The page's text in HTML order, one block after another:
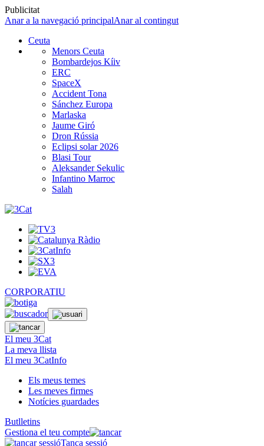
Publicitat
Anar a la navegació principalAnar al contingut
Ceuta
Menors Ceuta
Bombardejos Kíiv
ERC
SpaceX
Accident Tona
Sánchez Europa
Marlaska
Jaume Giró
Dron Rússia
Eclipsi solar 2026
Blasi Tour
Aleksander Sekulic
Infantino Marroc
Salah
CORPORATIU
El meu 3Cat
La meva llista
El meu 3CatInfo
Els meus temes
Les meves firmes
Notícies guardades
Butlletins
Gestiona el teu compte
Tanca sessió